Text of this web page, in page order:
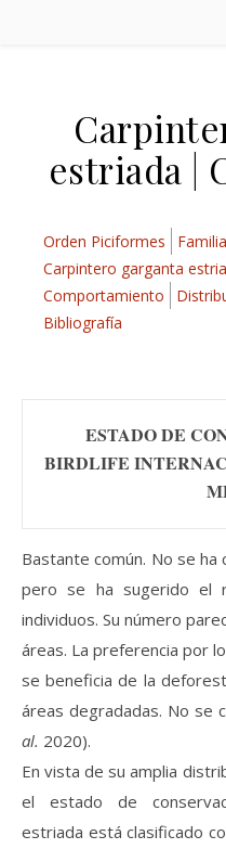
estriada |
Orden Piciformes
Carpintero garganta
Comportamiento
Bibliografía
ESTADO DE
BIRDLIFE
Bastante común. No se ha
pero se ha sugerido el
individuos. Su número
áreas. La preferencia por
se beneficia de la
áreas degradadas. No se
al. 2020).
En vista de su amplia
el estado de
estriada está clasificado